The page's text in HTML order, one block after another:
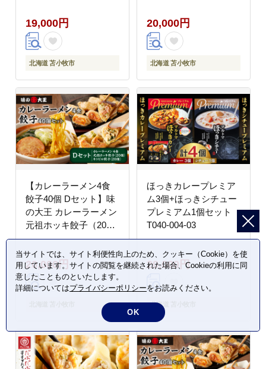
19,000円
北海道 苫小牧市
20,000円
北海道 苫小牧市
【カレーラーメン4食
餃子40個 Dセット】味
の大王 カレーラーメン
元祖ホッキ餃子（20
個） キトピロ餃子（20
個） T013-004
20,000円
ほっきカレープレミア
ム3個+ほっきシチュー
プレミアム1個セット
T040-004-03
20,000円
北海道 苫小牧市
当サイトでは、サイト利便性向上のため、クッキー（Cookie）を使
用しています。サイトの閲覧を継続された場合、Cookieの利用に同
意したことものといたします。
詳細についてはプライバシーポリシーをお読みください。
OK